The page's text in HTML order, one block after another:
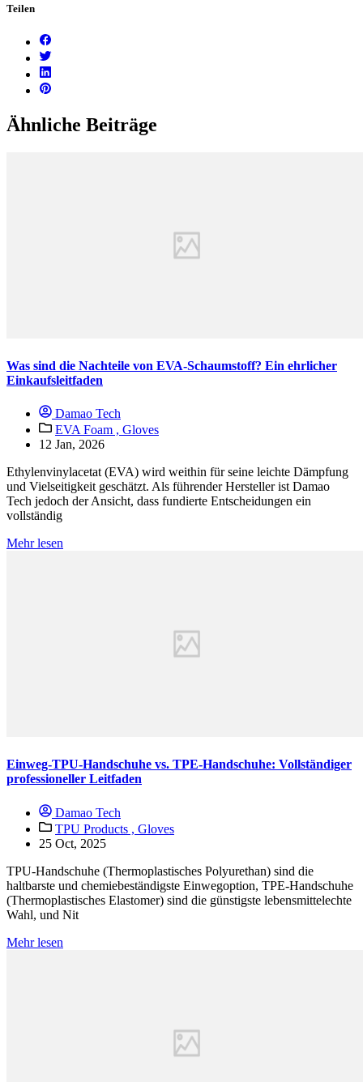
Teilen
Ähnliche Beiträge
Was sind die Nachteile von EVA-Schaumstoff? Ein ehrlicher
Einkaufsleitfaden
Damao Tech
EVA Foam , Gloves
12 Jan, 2026
Ethylenvinylacetat (EVA) wird weithin für seine leichte Dämpfung
und Vielseitigkeit geschätzt. Als führender Hersteller ist Damao
Tech jedoch der Ansicht, dass fundierte Entscheidungen ein
vollständig
Mehr lesen
Einweg-TPU-Handschuhe vs. TPE-Handschuhe: Vollständiger
professioneller Leitfaden
Damao Tech
TPU Products , Gloves
25 Oct, 2025
TPU-Handschuhe (Thermoplastisches Polyurethan) sind die
haltbarste und chemiebeständigste Einwegoption, TPE-Handschuhe
(Thermoplastisches Elastomer) sind die günstigste lebensmittelechte
Wahl, und Nit
Mehr lesen